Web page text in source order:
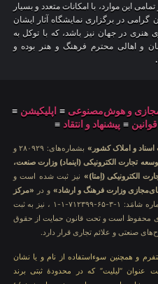
این موارد، با امکانات متعدد و بسیار
در برگزاری نمایشگاه آثار ایشان
هنری در جهان نیز باشد، که با توکل به
و اهالی محترم فرهنگ و هنر بوده و
و هوش‌مصنوعی ≡ اپلیکیشن ≡
قوانین ≡ پیشنهاد و انتقاد ≡
و املاک کشور»
بشماره‌های: ۲۸۰۹۲۹ و
تجارت الکترونیکی (اینماد) وزارت صنعت،
الکترونیکی (اِمتا)» نیز ثبت شده است و
وزارت فرهنگ و ارشاد» و در «مرکز
بشماره شامَد: ۱-۳-۶۵-۷۱۲۳۹۹-۱-۱ ، نیز به ثبت
محفوظ است و تحت قانون حمایت از حقوق
صنعتی و علائم تجاری قرار دارد.
و همچنین سوءاستفاده از نام و یا نشان
عنوان “لیلیت” که در محدودهٔ ثبتی برند